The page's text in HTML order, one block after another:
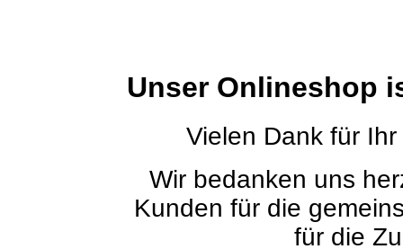
Unser Onlineshop
Vielen Dank für
Wir bedanken uns
Kunden für die
für die